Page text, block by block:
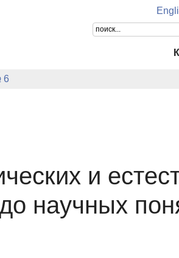
6
и
научных